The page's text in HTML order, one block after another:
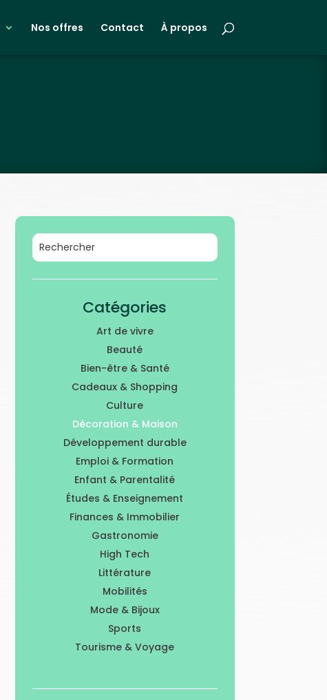
Nos offres Contact À propos
Catégories
Art de vivre
Beauté
Bien-être & Santé
Cadeaux & Shopping
Culture
Décoration & Maison
Développement durable
Emploi & Formation
Enfant & Parentalité
Études & Enseignement
Finances & Immobilier
Gastronomie
High Tech
Littérature
Mobilités
Mode & Bijoux
Sports
Tourisme & Voyage